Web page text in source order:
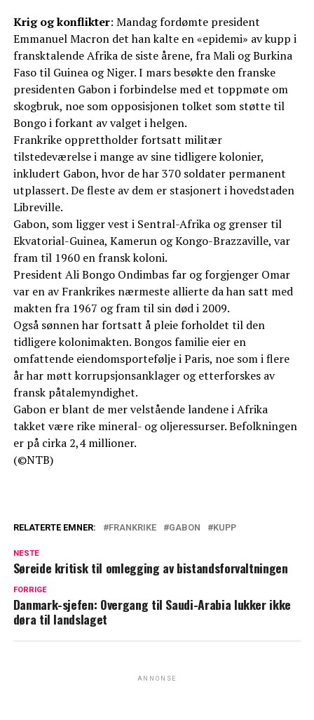
Krig og konflikter: Mandag fordømte president
Emmanuel Macron det han kalte en «epidemi» av kupp i
fransktalende Afrika de siste årene, fra Mali og Burkina
Faso til Guinea og Niger. I mars besøkte den franske
presidenten Gabon i forbindelse med et toppmøte om
skogbruk, noe som opposisjonen tolket som støtte til
Bongo i forkant av valget i helgen.
Frankrike opprettholder fortsatt militær
tilstedeværelse i mange av sine tidligere kolonier,
inkludert Gabon, hvor de har 370 soldater permanent
utplassert. De fleste av dem er stasjonert i hovedstaden
Libreville.
Gabon, som ligger vest i Sentral-Afrika og grenser til
Ekvatorial-Guinea, Kamerun og Kongo-Brazzaville, var
fram til 1960 en fransk koloni.
President Ali Bongo Ondimbas far og forgjenger Omar
var en av Frankrikes nærmeste allierte da han satt med
makten fra 1967 og fram til sin død i 2009.
Også sønnen har fortsatt å pleie forholdet til den
tidligere kolonimakten. Bongos familie eier en
omfattende eiendomsportefølje i Paris, noe som i flere
år har møtt korrupsjonsanklager og etterforskes av
fransk påtalemyndighet.
Gabon er blant de mer velstående landene i Afrika
takket være rike mineral- og oljeressurser. Befolkningen
er på cirka 2,4 millioner.
(©NTB)
RELATERTE EMNER: FRANKRIKE GABON KUPP
NESTE
Søreide kritisk til omlegging av bistandsforvaltningen
FORRIGE
Danmark-sjefen: Overgang til Saudi-Arabia lukker ikke
døra til landslaget
ANNONSE